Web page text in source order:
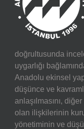
doğrultusunda
uygarlığı
Anadolu ekinsel
düşünce ve
anlaşılmasını,
olan ilişkilerinin
yönetiminin ve